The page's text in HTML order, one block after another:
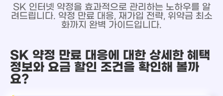
SK 인터넷 약정을 효과적으로 관리하는 노하우를 알
려드립니다. 약정 만료 대응, 재가입 전략, 위약금 최소
화까지 완벽 가이드입니다.
SK 약정 만료 대응에 대한 상세한 혜택
정보와 요금 할인 조건을 확인해 볼까
요?